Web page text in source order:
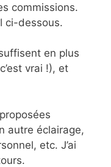
commissions.
ci-dessous.
en plus
vrai !), et
autre éclairage,
etc. J’ai